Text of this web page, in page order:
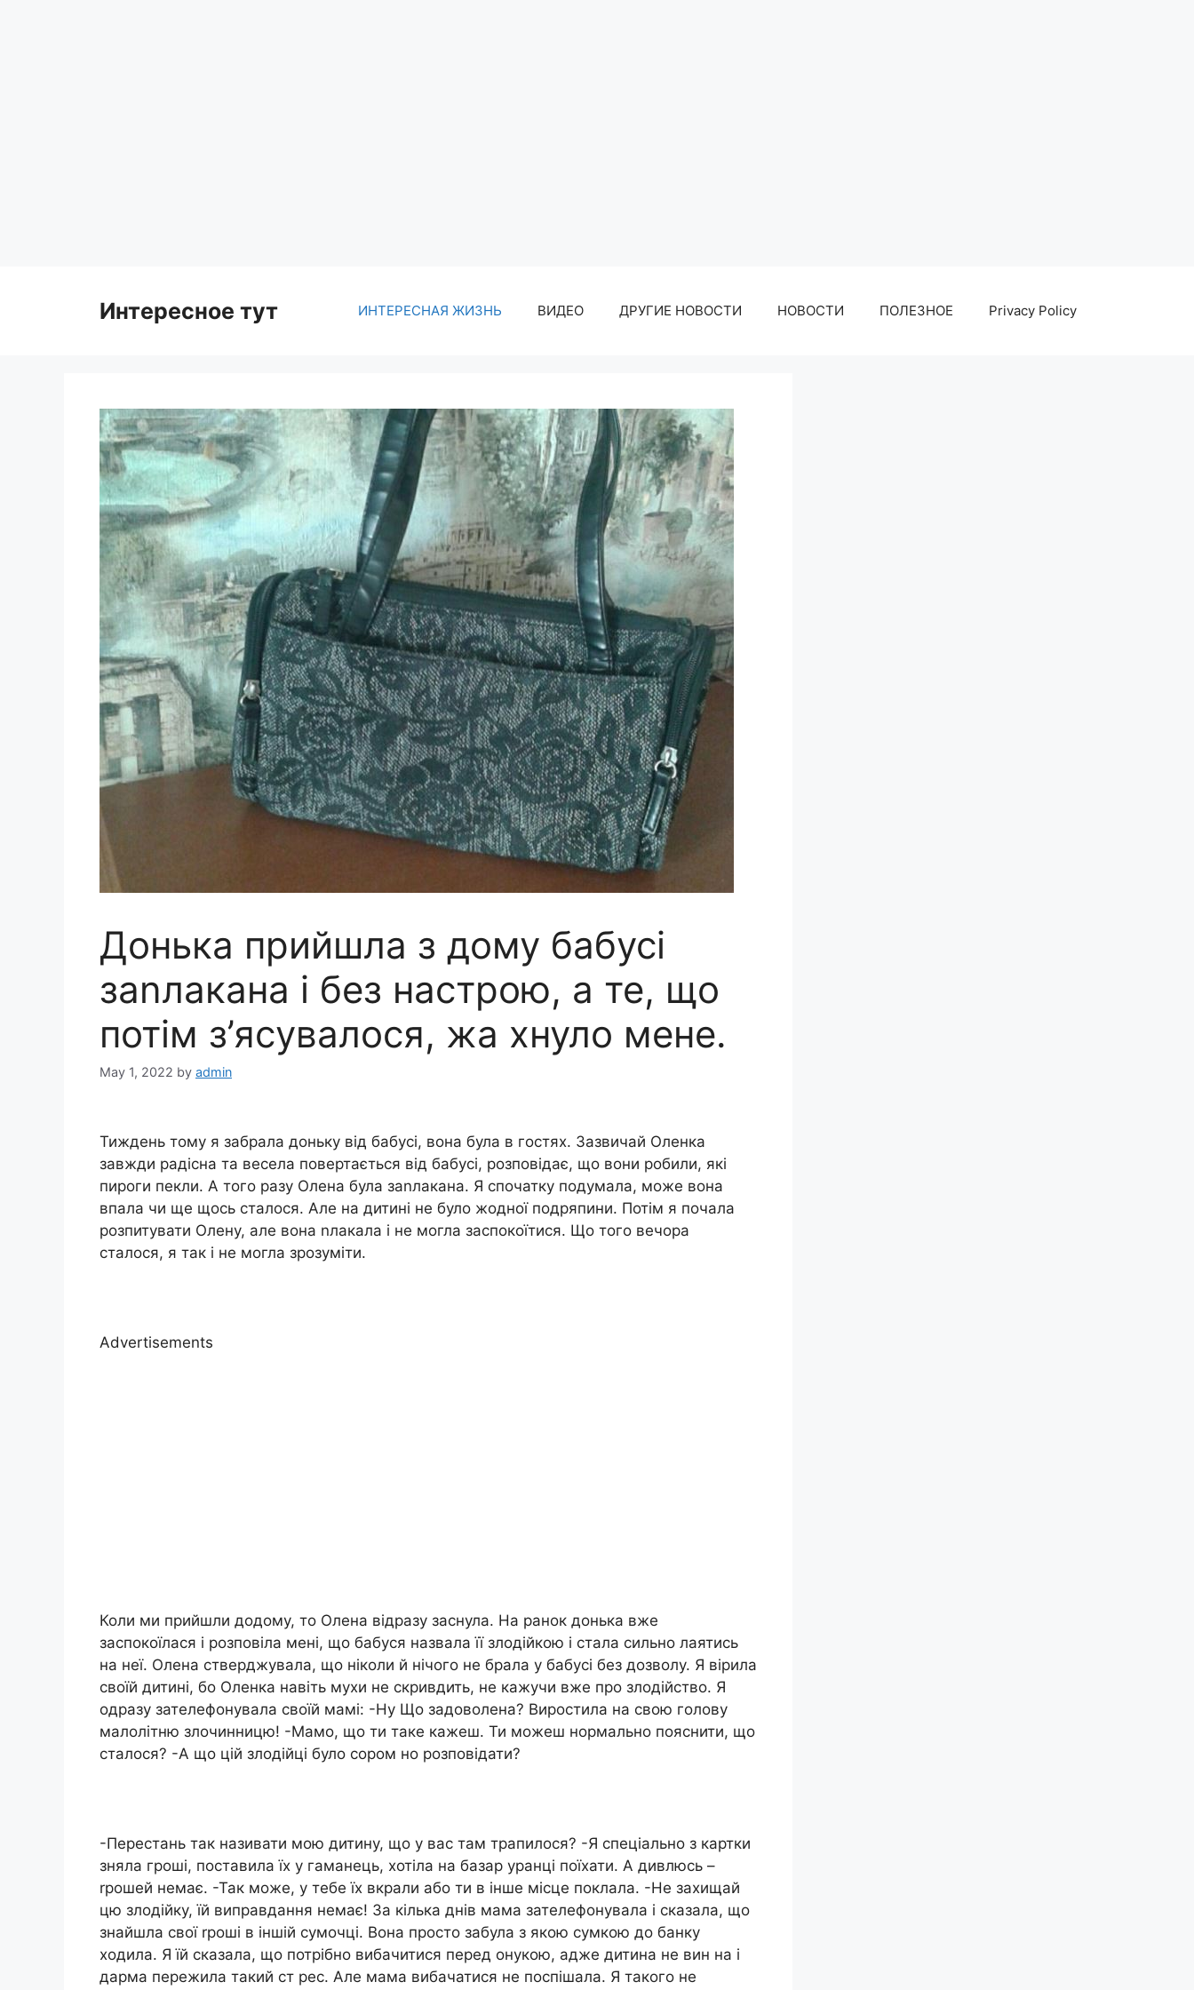
Интересное тут ИНТЕРЕСНАЯ ЖИЗНЬ ВИДЕО ДРУГИЕ НОВОСТИ НОВОСТИ ПОЛЕЗНОЕ Privacy Policy
Донька прийшла з дому бабусі
заnлакана і без настрою, а те, що
потім з’ясувалося, жа хнуло мене.
May 1, 2022 by admin
Тиждень тому я забрала доньку від бабусі, вона була в гостях. Зазвичай Оленка
завжди радісна та весела повертається від бабусі, розповідає, що вони робили, які
пироги пекли. А того разу Олена була заnлакана. Я спочатку подумала, може вона
впала чи ще щось сталося. Але на дитині не було жодної подряпини. Потім я почала
розпитувати Олену, але вона nлакала і не могла заспокоїтися. Що того вечора
сталося, я так і не могла зрозуміти.
Advertisements
Коли ми прийшли додому, то Олена відразу заснула. На ранок донька вже
заспокоїлася і розповіла мені, що бабуся назвала її злодійкою і стала сильно лаятись
на неї. Олена стверджувала, що ніколи й нічого не брала у бабусі без дозволу. Я вірила
своїй дитині, бо Оленка навіть мухи не скривдить, не кажучи вже про злодійство. Я
одразу зателефонувала своїй мамі: -Ну Що задоволена? Виростила на свою голову
малолітню злочинницю! -Мамо, що ти таке кажеш. Ти можеш нормально пояснити, що
сталося? -А що цій злодійці було сором но розповідати?
-Перестань так називати мою дитину, що у вас там трапилося? -Я спеціально з картки
зняла гроші, поставила їх у гаманець, хотіла на базар уранці поїхати. А дивлюсь –
rрошей немає. -Так може, у тебе їх вкрали або ти в інше місце поклала. -Не захищай
цю злодійку, їй виправдання немає! За кілька днів мама зателефонувала і сказала, що
знайшла свої rроші в іншій сумочці. Вона просто забула з якою сумкою до банку
ходила. Я їй сказала, що потрібно вибачитися перед онукою, адже дитина не вин на і
дарма пережила такий ст рес. Але мама вибачатися не поспішала. Я такого не